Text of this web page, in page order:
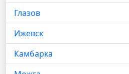
Глазов
Ижевск
Камбарка